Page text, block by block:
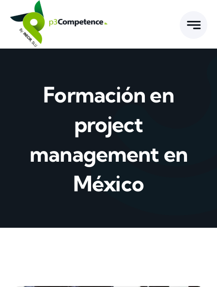
content
Formación en
project
management en
México